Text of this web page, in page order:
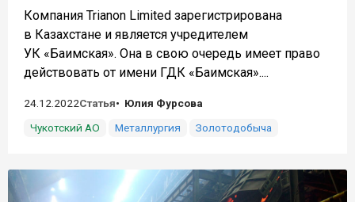
Компания Trianon Limited зарегистрирована
в Казахстане и является учредителем
УК «Баимская». Она в свою очередь имеет право
действовать от имени ГДК «Баимская»....
24.12.2022Статья
Юлия Фурсова
Чукотский АО
Металлургия Золотодобыча